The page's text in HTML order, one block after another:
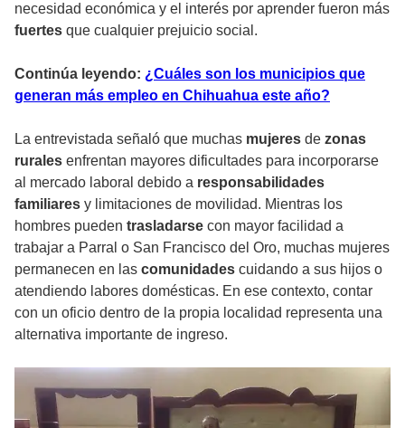
necesidad económica y el interés por aprender fueron más
fuertes que cualquier prejuicio social.
Continúa leyendo: ¿Cuáles son los municipios que
generan más empleo en Chihuahua este año?
La entrevistada señaló que muchas mujeres de zonas
rurales enfrentan mayores dificultades para incorporarse
al mercado laboral debido a responsabilidades
familiares y limitaciones de movilidad. Mientras los
hombres pueden trasladarse con mayor facilidad a
trabajar a Parral o San Francisco del Oro, muchas mujeres
permanecen en las comunidades cuidando a sus hijos o
atendiendo labores domésticas. En ese contexto, contar
con un oficio dentro de la propia localidad representa una
alternativa importante de ingreso.